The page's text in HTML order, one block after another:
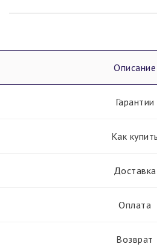
Описание
Гарантии
Как купить
Доставка
Оплата
Возврат